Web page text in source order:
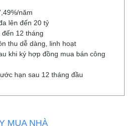
năm
lên đến 20 tỷ
12 tháng
thu dễ dàng, linh hoạt
khi ký hợp đồng mua bán công
hạn sau 12 tháng đầu
MUA NHÀ